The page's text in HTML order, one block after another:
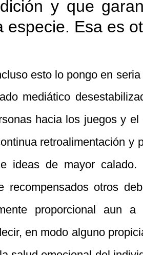
y que
especie. Esa es
esto lo pongo en
mediático
hacia los juegos y
retroalimentación y
e ideas de mayor
recompensados otros
proporcional aun
en modo alguno